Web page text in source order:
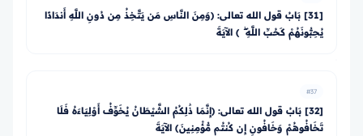
[31] بَابُ قول الله تعالى: ﴿وَمِنَ النَّاسِ مَن يَتَّخِذُ مِن دُونِ اللَّهِ أَندَادًا
يُحِبُّونَهُمْ كَحُبِّ اللَّهِ ۖ ﴾ الآيَةَ
#37
[32] بَابُ قول الله تعالى: ﴿إِنَّمَا ذَٰلِكُمُ الشَّيْطَانُ يُخَوِّفُ أَوْلِيَاءَهُ فَلَا
تَخَافُوهُمْ وَخَافُونِ إِن كُنتُم مُّؤْمِنِينَ﴾ الآيَةَ